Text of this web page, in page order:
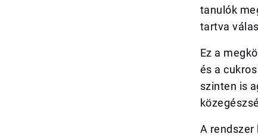
tanulók
tartva
Ez a
és a
szinten is
A rendszer